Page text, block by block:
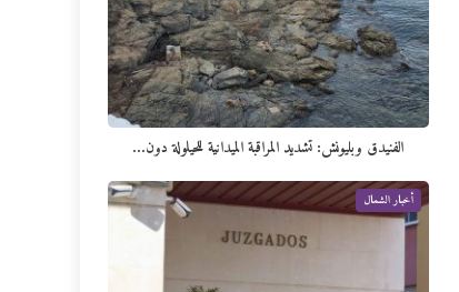
الفنيدق وبليونش: تشديد المراقبة الميدانية للحيلولة دون…
أخبار الشمال